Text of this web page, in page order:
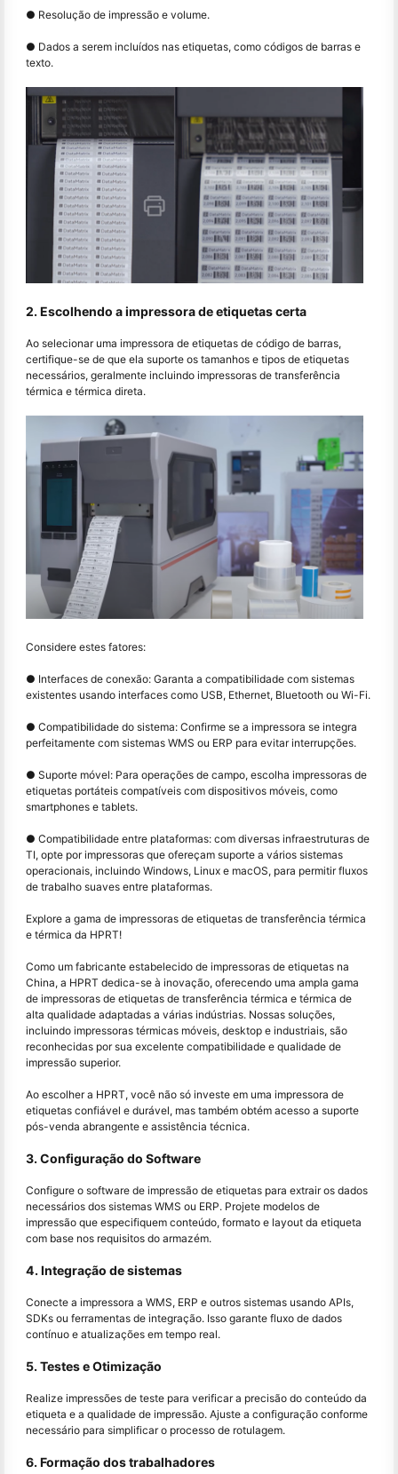
● Resolução de impressão e volume.
● Dados a serem incluídos nas etiquetas, como códigos de barras e
texto.
2. Escolhendo a impressora de etiquetas certa
Ao selecionar uma impressora de etiquetas de código de barras,
certifique-se de que ela suporte os tamanhos e tipos de etiquetas
necessários, geralmente incluindo impressoras de transferência
térmica e térmica direta.
Considere estes fatores:
● Interfaces de conexão: Garanta a compatibilidade com sistemas
existentes usando interfaces como USB, Ethernet, Bluetooth ou Wi-Fi.
● Compatibilidade do sistema: Confirme se a impressora se integra
perfeitamente com sistemas WMS ou ERP para evitar interrupções.
● Suporte móvel: Para operações de campo, escolha impressoras de
etiquetas portáteis compatíveis com dispositivos móveis, como
smartphones e tablets.
● Compatibilidade entre plataformas: com diversas infraestruturas de
TI, opte por impressoras que ofereçam suporte a vários sistemas
operacionais, incluindo Windows, Linux e macOS, para permitir fluxos
de trabalho suaves entre plataformas.
Explore a gama de impressoras de etiquetas de transferência térmica
e térmica da HPRT!
Como um fabricante estabelecido de impressoras de etiquetas na
China, a HPRT dedica-se à inovação, oferecendo uma ampla gama
de impressoras de etiquetas de transferência térmica e térmica de
alta qualidade adaptadas a várias indústrias. Nossas soluções,
incluindo impressoras térmicas móveis, desktop e industriais, são
reconhecidas por sua excelente compatibilidade e qualidade de
impressão superior.
Ao escolher a HPRT, você não só investe em uma impressora de
etiquetas confiável e durável, mas também obtém acesso a suporte
pós-venda abrangente e assistência técnica.
3. Configuração do Software
Configure o software de impressão de etiquetas para extrair os dados
necessários dos sistemas WMS ou ERP. Projete modelos de
impressão que especifiquem conteúdo, formato e layout da etiqueta
com base nos requisitos do armazém.
4. Integração de sistemas
Conecte a impressora a WMS, ERP e outros sistemas usando APIs,
SDKs ou ferramentas de integração. Isso garante fluxo de dados
contínuo e atualizações em tempo real.
5. Testes e Otimização
Realize impressões de teste para verificar a precisão do conteúdo da
etiqueta e a qualidade de impressão. Ajuste a configuração conforme
necessário para simplificar o processo de rotulagem.
6. Formação dos trabalhadores